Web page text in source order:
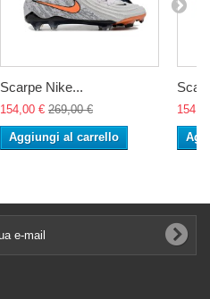
Scarpe Nike...
154,00 € 269,00 €
Aggiungi al carrello